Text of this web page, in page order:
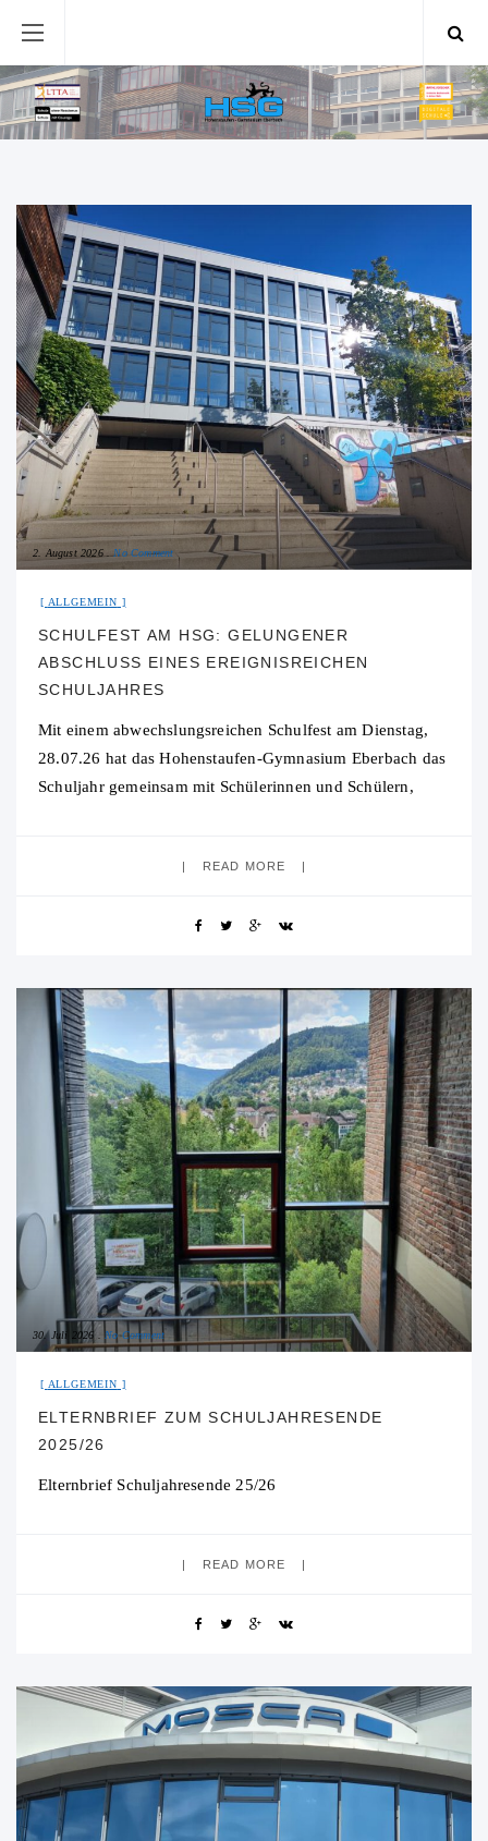
2. August 2026 No Comment
ALLGEMEIN
SCHULFEST AM HSG: GELUNGENER
ABSCHLUSS EINES EREIGNISREICHEN
SCHULJAHRES
Mit einem abwechslungsreichen Schulfest am Dienstag,
28.07.26 hat das Hohenstaufen-Gymnasium Eberbach das
Schuljahr gemeinsam mit Schülerinnen und Schülern,
READ MORE
30. Juli 2026 No Comment
ALLGEMEIN
ELTERNBRIEF ZUM SCHULJAHRESENDE
2025/26
Elternbrief Schuljahresende 25/26
READ MORE